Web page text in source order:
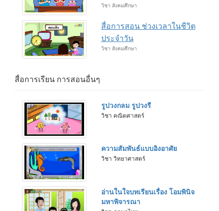
วิชา สังคมศึกษา
สื่อการสอน ช่วงเวลาในชีวิต
ประจำวัน
วิชา สังคมศึกษา
สื่อการเรียน การสอนอื่นๆ
รูปวงกลม รูปวงรี
วิชา คณิตศาสตร์
ความสัมพันธ์แบบอิงอาศัย
วิชา วิทยาศาสตร์
อ่านในใจบทเรียนเรื่อง โอมพินิจ
มหาพิจารณา